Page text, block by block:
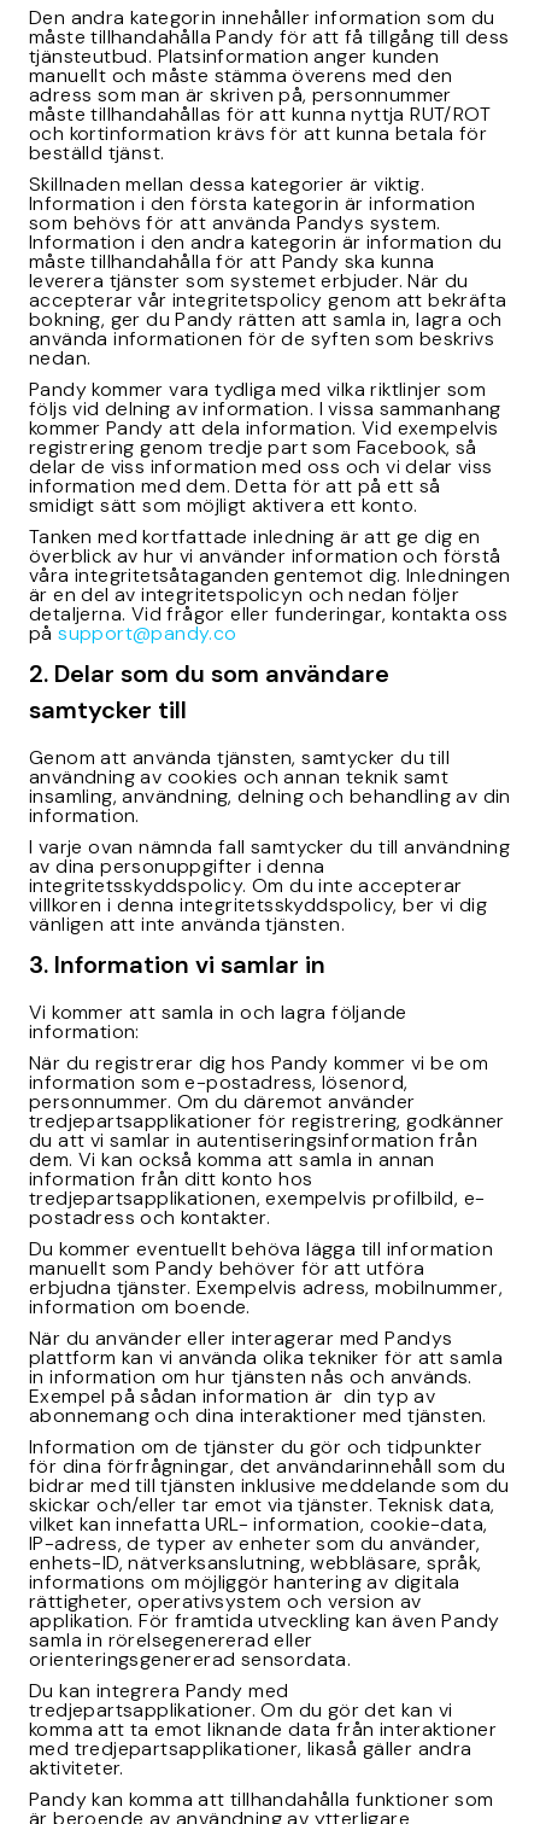
Den andra kategorin innehåller information som du
måste tillhandahålla Pandy för att få tillgång till dess
tjänsteutbud. Platsinformation anger kunden
manuellt och måste stämma överens med den
adress som man är skriven på, personnummer
måste tillhandahållas för att kunna nyttja RUT/ROT
och kortinformation krävs för att kunna betala för
beställd tjänst.
Skillnaden mellan dessa kategorier är viktig.
Information i den första kategorin är information
som behövs för att använda Pandys system.
Information i den andra kategorin är information du
måste tillhandahålla för att Pandy ska kunna
leverera tjänster som systemet erbjuder. När du
accepterar vår integritetspolicy genom att bekräfta
bokning, ger du Pandy rätten att samla in, lagra och
använda informationen för de syften som beskrivs
nedan.
Pandy kommer vara tydliga med vilka riktlinjer som
följs vid delning av information. I vissa sammanhang
kommer Pandy att dela information. Vid exempelvis
registrering genom tredje part som Facebook, så
delar de viss information med oss och vi delar viss
information med dem. Detta för att på ett så
smidigt sätt som möjligt aktivera ett konto.
Tanken med kortfattade inledning är att ge dig en
överblick av hur vi använder information och förstå
våra integritetsåtaganden gentemot dig. Inledningen
är en del av integritetspolicyn och nedan följer
detaljerna. Vid frågor eller funderingar, kontakta oss
påsupport@pandy.co
2. Delar som du som användare
samtycker till
Genom att använda tjänsten, samtycker du till
användning av cookies och annan teknik samt
insamling, användning, delning och behandling av din
information.
I varje ovan nämnda fall samtycker du till användning
av dina personuppgifter i denna
integritetsskyddspolicy. Om du inte accepterar
villkoren i denna integritetsskyddspolicy, ber vi dig
vänligen att inte använda tjänsten.
3. Information vi samlar in
Vi kommer att samla in och lagra följande
information:
När du registrerar dig hos Pandy kommer vi be om
information som e-postadress, lösenord,
personnummer. Om du däremot använder
tredjepartsapplikationer för registrering, godkänner
du att vi samlar in autentiseringsinformation från
dem. Vi kan också komma att samla in annan
information från ditt konto hos
tredjepartsapplikationen, exempelvis profilbild, e-
postadress och kontakter.
Du kommer eventuellt behöva lägga till information
manuellt som Pandy behöver för att utföra
erbjudna tjänster. Exempelvis adress, mobilnummer,
information om boende.
När du använder eller interagerar med Pandys
plattform kan vi använda olika tekniker för att samla
in information om hur tjänsten nås och används.
Exempel på sådan information är din typ av
abonnemang och dina interaktioner med tjänsten.
Information om de tjänster du gör och tidpunkter
för dina förfrågningar, det användarinnehåll som du
bidrar med till tjänsten inklusive meddelande som du
skickar och/eller tar emot via tjänster. Teknisk data,
vilket kan innefatta URL- information, cookie-data,
IP-adress, de typer av enheter som du använder,
enhets-ID, nätverksanslutning, webbläsare, språk,
informations om möjliggör hantering av digitala
rättigheter, operativsystem och version av
applikation. För framtida utveckling kan även Pandy
samla in rörelsegenererad eller
orienteringsgenererad sensordata.
Du kan integrera Pandy med
tredjepartsapplikationer. Om du gör det kan vi
komma att ta emot liknande data från interaktioner
med tredjepartsapplikationer, likaså gäller andra
aktiviteter.
Pandy kan komma att tillhandahålla funktioner som
är beroende av användning av ytterligare